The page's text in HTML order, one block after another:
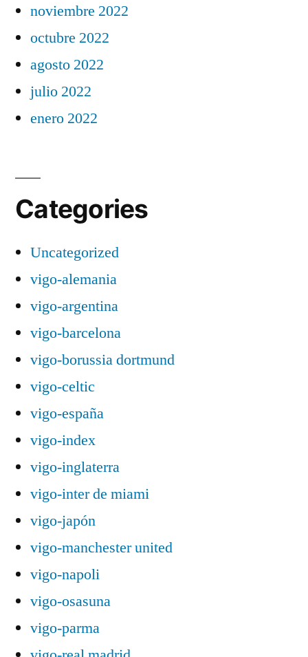
noviembre 2022
octubre 2022
agosto 2022
julio 2022
enero 2022
Categories
Uncategorized
vigo-alemania
vigo-argentina
vigo-barcelona
vigo-borussia dortmund
vigo-celtic
vigo-españa
vigo-index
vigo-inglaterra
vigo-inter de miami
vigo-japón
vigo-manchester united
vigo-napoli
vigo-osasuna
vigo-parma